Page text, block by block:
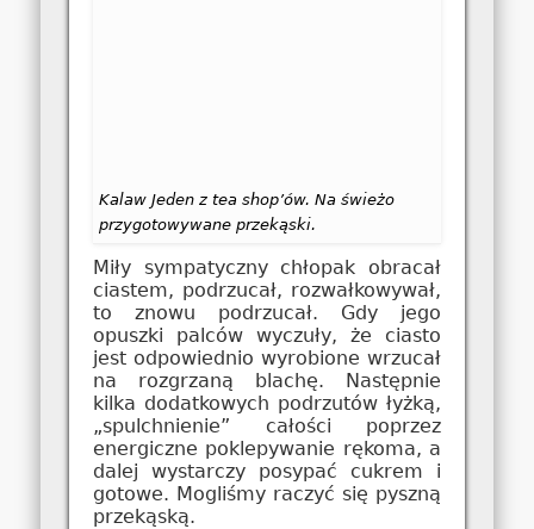
Kalaw Jeden z tea shop’ów. Na świeżo
przygotowywane przekąski.
Miły sympatyczny chłopak obracał
ciastem, podrzucał, rozwałkowywał,
to znowu podrzucał. Gdy jego
opuszki palców wyczuły, że ciasto
jest odpowiednio wyrobione wrzucał
na rozgrzaną blachę. Następnie
kilka dodatkowych podrzutów łyżką,
„spulchnienie” całości poprzez
energiczne poklepywanie rękoma, a
dalej wystarczy posypać cukrem i
gotowe. Mogliśmy raczyć się pyszną
przekąską.